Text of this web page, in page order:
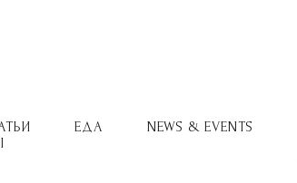
ЕДА
NEWS & EVENTS